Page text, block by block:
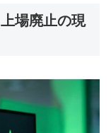
場廃止の現